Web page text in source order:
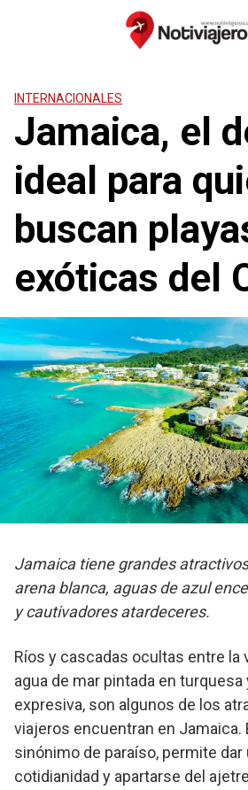
INTERNACIONALES
Jamaica, el
ideal para
buscan
exóticas del
Jamaica tiene grandes
arena blanca, aguas de azul
y cautivadores atardeceres.
Ríos y cascadas ocultas entre la
agua de mar pintada en
expresiva, son algunos de los
viajeros encuentran en Jamaica.
sinónimo de paraíso, permite dar
cotidianidad y apartarse del